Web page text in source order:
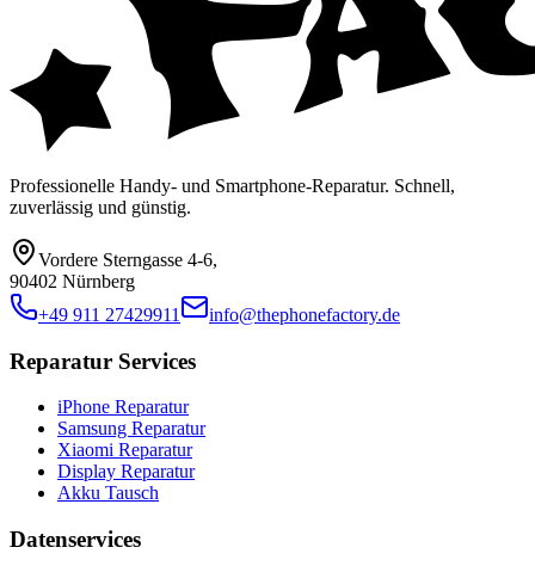
Professionelle Handy- und Smartphone-Reparatur. Schnell,
zuverlässig und günstig.
Vordere Sterngasse 4-6,
90402 Nürnberg
+49 911 27429911
info@thephonefactory.de
Reparatur Services
iPhone Reparatur
Samsung Reparatur
Xiaomi Reparatur
Display Reparatur
Akku Tausch
Datenservices